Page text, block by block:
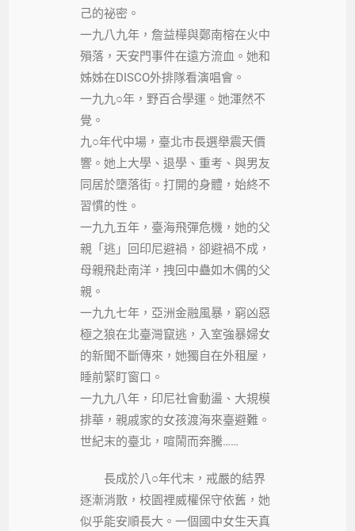
己的祕密。
一九八九年，詹益樺與鄭南榕在火中
殞落，天安門事件在遠方流血。她和
姊姊在DISCO外排隊看演唱會。
一九九○年，野百合學運。她渾然不
覺。
九○年代中場，臺北市長選舉震天價
響。她上大學、退學、重考、與男友
同居於墮落街。打開的身體，始終不
習慣的性。
一九九五年，臺海飛彈危機，她的父
親「逃」回印尼避禍，卻避禍不成，
母親飛赴南洋，拽回中蠱如木偶的父
親。
一九九七年，亞洲金融風暴，窮凶惡
極之狼在北臺灣竄逃，入室強暴婦女
的新聞不斷傳來，她獨自在外租屋，
睡前緊盯窗口。
一九九八年，印尼社會動盪、大規模
排華，親戚家的女孩渡海來臺避難。
世紀末的臺北，喧鬧而奔騰……
長成於八○年代末，戒嚴的結界
逐漸消散，校園裡威權保守依舊，她
似乎能安順長大。一個國中女生天真